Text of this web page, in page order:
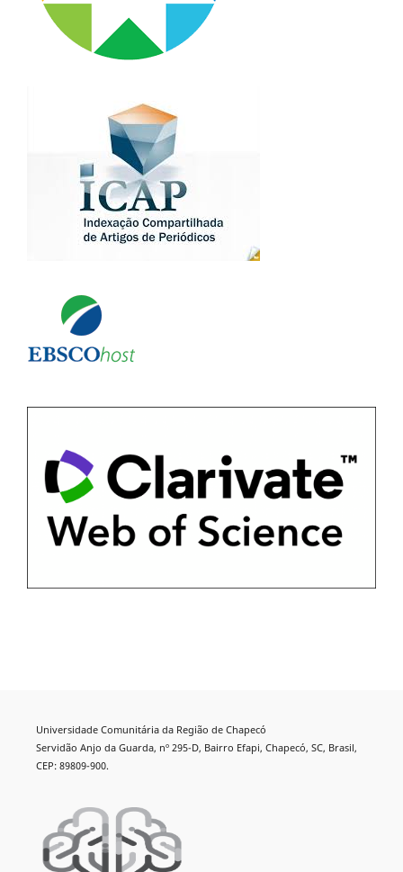
Universidade Comunitária da Região de Chapecó
Servidão Anjo da Guarda, nº 295-D, Bairro Efapi, Chapecó, SC, Brasil,
CEP: 89809-900.